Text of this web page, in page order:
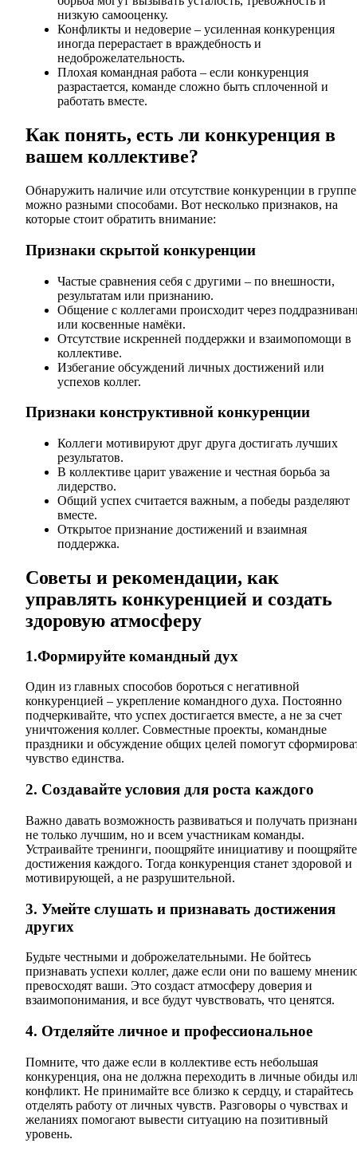
низкую самооценку.
Конфликты и недоверие – усиленная конкуренция
иногда перерастает в враждебность и
недоброжелательность.
Плохая командная работа – если конкуренция
разрастается, команде сложно быть сплоченной и
работать вместе.
Как понять, есть ли конкуренция в
вашем коллективе?
Обнаружить наличие или отсутствие конкуренции в группе
можно разными способами. Вот несколько признаков, на
которые стоит обратить внимание:
Признаки скрытой конкуренции
Частые сравнения себя с другими – по внешности,
результатам или признанию.
Общение с коллегами происходит через
или косвенные намёки.
Отсутствие искренней поддержки и взаимопомощи в
коллективе.
Избегание обсуждений личных достижений или
успехов коллег.
Признаки конструктивной конкуренции
Коллеги мотивируют друг друга достигать лучших
результатов.
В коллективе царит уважение и честная борьба за
лидерство.
Общий успех считается важным, а победы разделяют
вместе.
Открытое признание достижений и взаимная
поддержка.
Советы и рекомендации, как
управлять конкуренцией и создать
здоровую атмосферу
1.Формируйте командный дух
Один из главных способов бороться с негативной
конкуренцией – укрепление командного духа. Постоянно
подчеркивайте, что успех достигается вместе, а не за счет
уничтожения коллег. Совместные проекты, командные
праздники и обсуждение общих целей помогут
чувство единства.
2. Создавайте условия для роста каждого
Важно давать возможность развиваться и получать
не только лучшим, но и всем участникам команды.
Устраивайте тренинги, поощряйте инициативу и поощряйте
достижения каждого. Тогда конкуренция станет здоровой и
мотивирующей, а не разрушительной.
3. Умейте слушать и признавать достижения
других
Будьте честными и доброжелательными. Не бойтесь
признавать успехи коллег, даже если они по вашему
превосходят ваши. Это создаст атмосферу доверия и
взаимопонимания, и все будут чувствовать, что ценятся.
4. Отделяйте личное и профессиональное
Помните, что даже если в коллективе есть небольшая
конкуренция, она не должна переходить в личные обиды
конфликт. Не принимайте все близко к сердцу, и старайтесь
отделять работу от личных чувств. Разговоры о чувствах и
желаниях помогают вывести ситуацию на позитивный
уровень.